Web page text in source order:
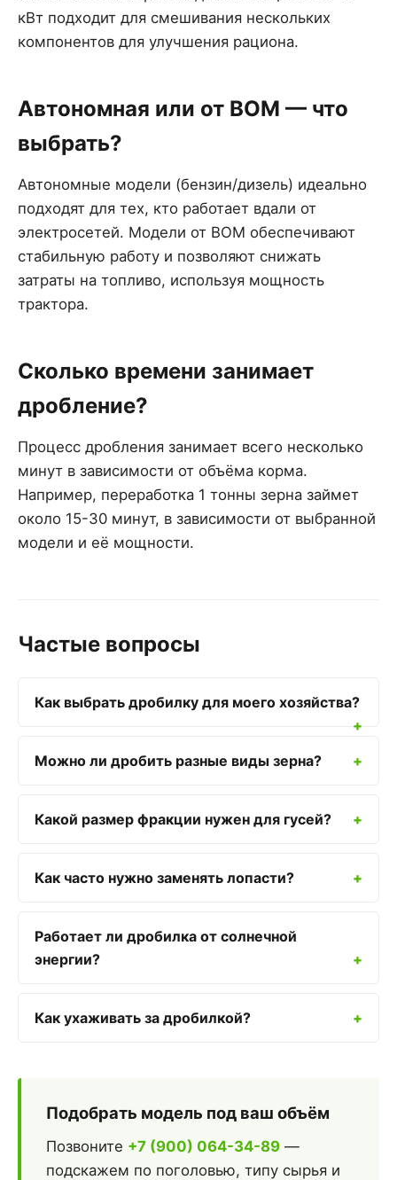
кВт подходит для смешивания нескольких
компонентов для улучшения рациона.
Автономная или от ВОМ — что
выбрать?
Автономные модели (бензин/дизель) идеально
подходят для тех, кто работает вдали от
электросетей. Модели от ВОМ обеспечивают
стабильную работу и позволяют снижать
затраты на топливо, используя мощность
трактора.
Сколько времени занимает
дробление?
Процесс дробления занимает всего несколько
минут в зависимости от объёма корма.
Например, переработка 1 тонны зерна займет
около 15-30 минут, в зависимости от выбранной
модели и её мощности.
Частые вопросы
Как выбрать дробилку для моего хозяйства?
Можно ли дробить разные виды зерна?
Какой размер фракции нужен для гусей?
Как часто нужно заменять лопасти?
Работает ли дробилка от солнечной
энергии?
Как ухаживать за дробилкой?
Подобрать модель под ваш объём
Позвоните +7 (900) 064-34-89 —
подскажем по поголовью, типу сырья и